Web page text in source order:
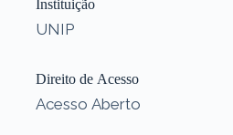
Instituição
UNIP
Direito de Acesso
Acesso Aberto